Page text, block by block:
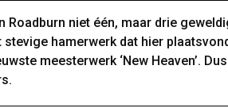
niet één, maar drie
hamerwerk dat hier
meesterwerk ‘New Heaven’.